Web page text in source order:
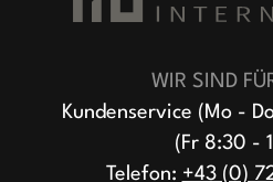
WIR SIND
Kundenservice (Mo -
(Fr 8:30 -
Telefon: +43 (0)